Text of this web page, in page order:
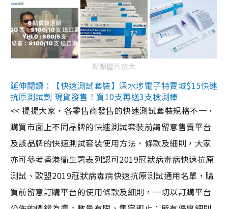
點擊圖片放大
延伸閱讀：【快速測試套裝】深水埗電子特賣城$15快速
抗原測試劑 現貨發售！買10支再送3支檢測棒
<< 提提大家，各零售商發售的快速測試套裝規格不一，
購買市面上不同品牌的快速測試套裝前請留意售賣平台
及該品牌的快速測試套裝使用方法、條款及細則，大家
亦可參考香港衞生署表列認可2019冠狀病毒病快速抗原
測試、歐盟2019冠狀病毒病快速抗原測試通用名單，購
買前留意訂購平台的使用條款及細則，一切以訂購平台